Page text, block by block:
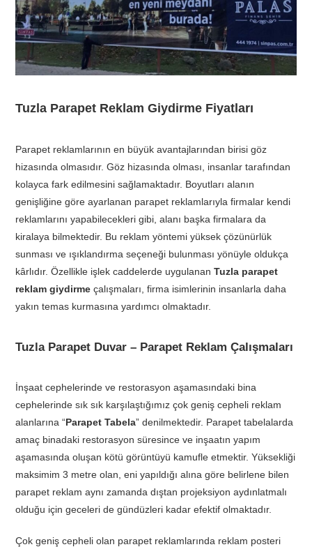
Tuzla Parapet Reklam Giydirme Fiyatları
Parapet reklamlarının en büyük avantajlarından birisi göz
hizasında olmasıdır. Göz hizasında olması, insanlar tarafından
kolayca fark edilmesini sağlamaktadır. Boyutları alanın
genişliğine göre ayarlanan parapet reklamlarıyla firmalar kendi
reklamlarını yapabilecekleri gibi, alanı başka firmalara da
kiralaya bilmektedir. Bu reklam yöntemi yüksek çözünürlük
sunması ve ışıklandırma seçeneği bulunması yönüyle oldukça
kârlıdır. Özellikle işlek caddelerde uygulananTuzla parapet
reklam giydirme çalışmaları, firma isimlerinin insanlarla daha
yakın temas kurmasına yardımcı olmaktadır.
Tuzla Parapet Duvar – Parapet Reklam Çalışmaları
İnşaat cephelerinde ve restorasyon aşamasındaki bina
cephelerinde sık sık karşılaştığımız çok geniş cepheli reklam
alanlarına “Parapet Tabela” denilmektedir. Parapet tabelalarda
amaç binadaki restorasyon süresince ve inşaatın yapım
aşamasında oluşan kötü görüntüyü kamufle etmektir. Yüksekliği
maksimim 3 metre olan, eni yapıldığı alına göre belirlene bilen
parapet reklam aynı zamanda dıştan projeksiyon aydınlatmalı
olduğu için geceleri de gündüzleri kadar efektif olmaktadır.
Çok geniş cepheli olan parapet reklamlarında reklam posteri